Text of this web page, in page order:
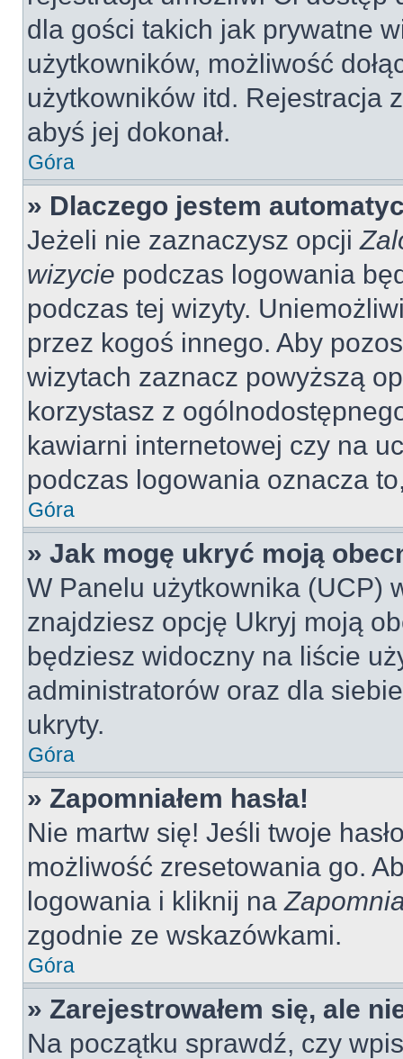
dla gości takich jak prywatne
użytkowników, możliwość
użytkowników itd. Rejestracja
abyś jej dokonał.
Góra
» Dlaczego jestem
Jeżeli nie zaznaczysz opcji
wizycie podczas logowania
podczas tej wizyty.
przez kogoś innego. Aby
wizytach zaznacz powyższą
korzystasz z
kawiarni internetowej czy na
podczas logowania oznacza
Góra
» Jak mogę ukryć moją
W Panelu użytkownika (UCP)
znajdziesz opcję Ukryj moją
będziesz widoczny na liście
administratorów oraz dla
ukryty.
Góra
» Zapomniałem hasła!
Nie martw się! Jeśli twoje
możliwość zresetowania go.
logowania i kliknij na
zgodnie ze wskazówkami.
Góra
» Zarejestrowałem się, ale
Na początku sprawdź, czy